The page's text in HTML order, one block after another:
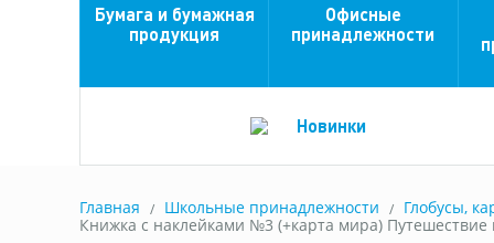
Бумага и бумажная
продукция
Офисные
принадлежности
Новинки
Главная Школьные принадлежности Глобусы,
Книжка с наклейками №3 (+карта мира)